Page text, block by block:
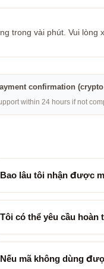
trong vài phút. Vui lòng
confirmation
within 24 hours if not
Bao lâu tôi nhận được
Tôi có thể yêu cầu hoàn
Nếu mã không dùng